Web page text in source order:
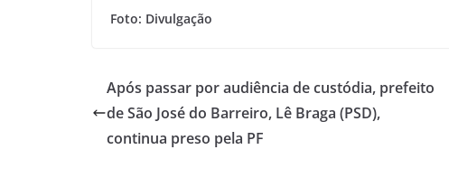
Foto: Divulgação
Após passar por audiência de custódia, prefeito
de São José do Barreiro, Lê Braga (PSD),
continua preso pela PF